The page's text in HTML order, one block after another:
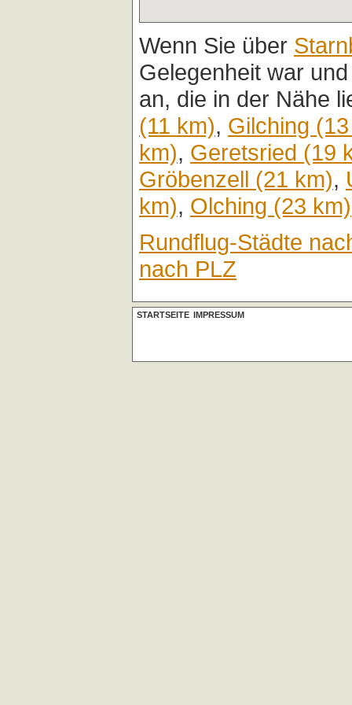
Wenn Sie über
Gelegenheit war
an, die in der Nähe
(11 km), Gilching
km), Geretsried (19
Gröbenzell (21 km),
km), Olching (23 km)
Rundflug-Städte
nach PLZ
STARTSEITE IMPRESSUM